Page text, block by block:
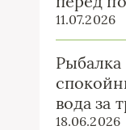
11.07.2026
вода за
18.06.2026